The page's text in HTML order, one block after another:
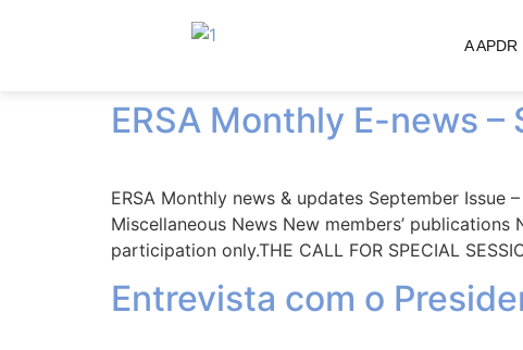
A APDR
Category:
ERSA Monthly E-news
ERSA Monthly news & updates September
Miscellaneous News New members’
participation only.THE CALL FOR SPECIAL
Entrevista com o